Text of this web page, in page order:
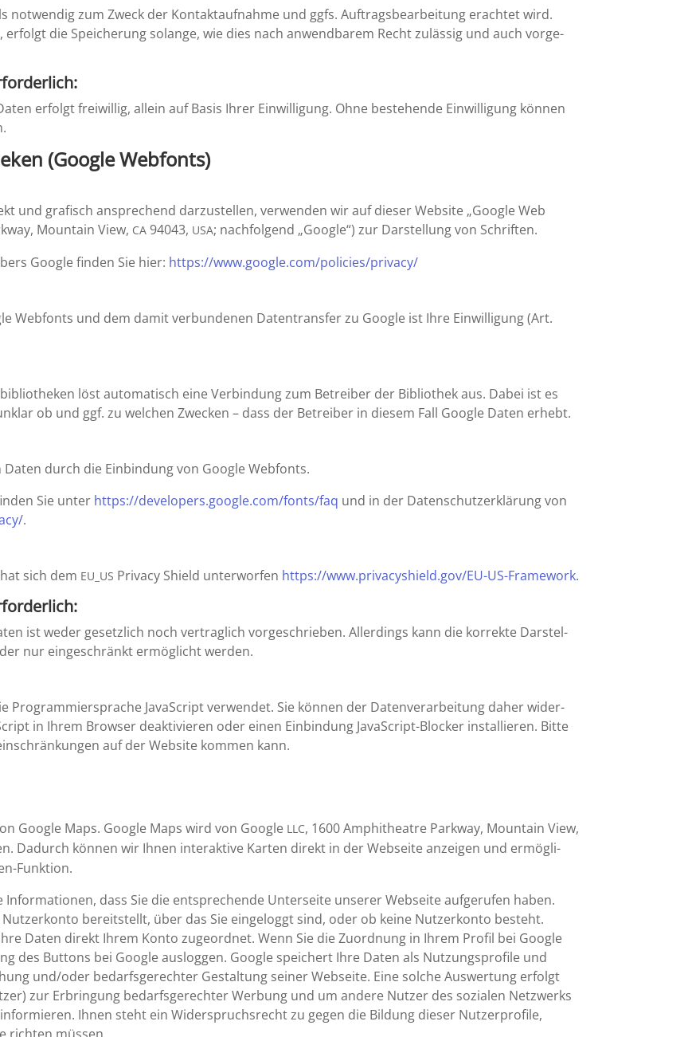
notwendig zum Zweck der Kontakt­auf­nahme und ggfs. Auftrags­be­ar­bei­tung erachtet wird.
die Speiche­rung solange, wie dies nach anwend­barem Recht zulässig und auch vorge­
erfolgt freiwillig, allein auf Basis Ihrer Einwil­li­gung. Ohne bestehende Einwil­li­gung können
(Google Webfonts)
und grafisch anspre­chend darzu­stellen, verwenden wir auf dieser Website „Google Web
Mountain View, CA 94043, USA; nachfol­gend „Google“) zur Darstel­lung von Schriften.
Google finden Sie hier: https://​www​.google​.com/​p​o​l​i​c​i​e​s​/​p​r​i​vacy/
Webfonts und dem damit verbun­denen Daten­transfer zu Google ist Ihre Einwil­li­gung (Art.
löst automa­tisch eine Verbin­dung zum Betreiber der Biblio­thek aus. Dabei ist es
ob und ggf. zu welchen Zwecken – dass der Betreiber in diesem Fall Google Daten erhebt.
durch die Einbin­dung von Google Webfonts.
Sie unter https://​develo​pers​.google​.com/​f​o​n​t​s/faq und in der Daten­schutz­er­klä­rung von
.
sich dem EU_US Privacy Shield unter­worfen https://​www​.priva​cys​hield​.gov/​E​U​-​U​S​-​F​r​a​m​ework.
ist weder gesetz­lich noch vertrag­lich vorge­schrieben. Aller­dings kann die korrekte Darstel­
nur einge­schränkt ermög­licht werden.
Program­mier­sprache JavaScript verwendet. Sie können der Daten­ver­ar­bei­tung daher wider­
in Ihrem Browser deakti­vieren oder einen Einbin­dung JavaScript-Blocker instal­lieren. Bitte
auf der Website kommen kann.
Google Maps. Google Maps wird von Google LLC, 1600 Amphi­theatre Parkway, Mountain View,
Dadurch können wir Ihnen inter­ak­tive Karten direkt in der Webseite anzeigen und ermög­li­
Funktion.
dass Sie die entspre­chende Unter­seite unserer Webseite aufge­rufen haben.
bereit­stellt, über das Sie einge­loggt sind, oder ob keine Nutzer­konto besteht.
Daten direkt Ihrem Konto zugeordnet. Wenn Sie die Zuord­nung in Ihrem Profil bei Google
des Buttons bei Google ausloggen. Google speichert Ihre Daten als Nutzungs­pro­file und
und/​oder bedarfs­ge­rechter Gestal­tung seiner Webseite. Eine solche Auswer­tung erfolgt
zur Erbrin­gung bedarfs­ge­rechter Werbung und um andere Nutzer des sozialen Netzwerks
Ihnen steht ein Wider­spruchs­recht zu gegen die Bildung dieser Nutzer­pro­file,